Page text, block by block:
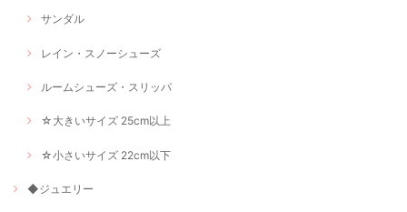
サンダル
レイン・スノーシューズ
ルームシューズ・スリッパ
☆大きいサイズ 25cm以上
☆小さいサイズ 22cm以下
◆ジュエリー